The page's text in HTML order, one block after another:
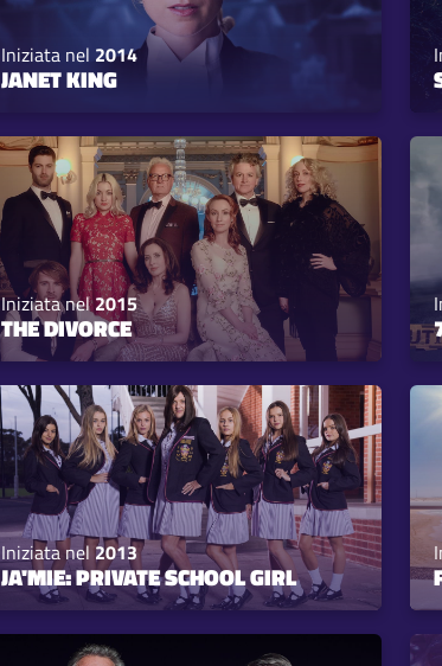
Iniziata nel 2014
JANET KING
Iniziata nel2015
THE DIVORCE
Iniziata nel 2013
JA'MIE: PRIVATE SCHOOL GIRL